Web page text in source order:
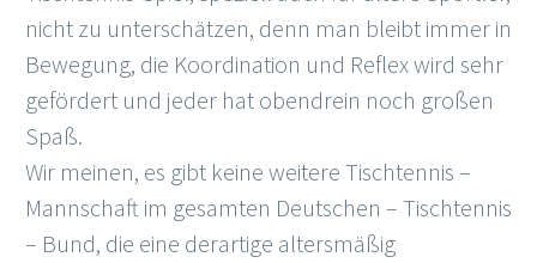
nicht zu unterschätzen, denn man bleibt immer in
Bewegung, die Koordination und Reflex wird sehr
gefördert und jeder hat obendrein noch großen
Spaß.
Wir meinen, es gibt keine weitere Tischtennis –
Mannschaft im gesamten Deutschen – Tischtennis
– Bund, die eine derartige altersmäßig